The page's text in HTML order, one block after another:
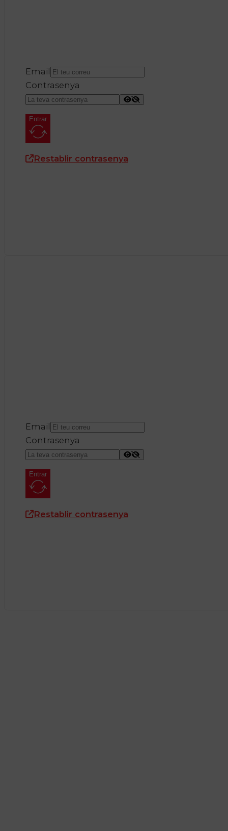
Email
Contrasenya
Entrar
Restablir contrasenya
Email
Contrasenya
Entrar
Restablir contrasenya